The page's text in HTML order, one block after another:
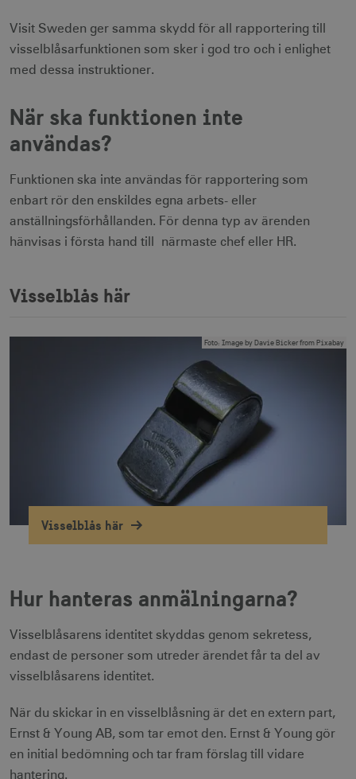
Visit Sweden ger samma skydd för all rapportering till
visselblåsarfunktionen som sker i god tro och i enlighet
med dessa instruktioner.
När ska funktionen inte
användas?
Funktionen ska inte användas för rapportering som
enbart rör den enskildes egna arbets- eller
anställningsförhållanden. För denna typ av ärenden
hänvisas i första hand till närmaste chef eller HR.
Visselblås här
Foto: Image by Davie Bicker from Pixabay
Visselblås här
Hur hanteras anmälningarna?
Visselblåsarens identitet skyddas genom sekretess,
endast de personer som utreder ärendet får ta del av
visselblåsarens identitet.
När du skickar in en visselblåsning är det en extern part,
Ernst & Young AB, som tar emot den. Ernst & Young gör
en initial bedömning och tar fram förslag till vidare
hantering.